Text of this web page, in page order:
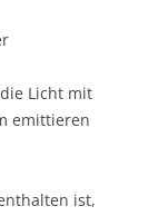
Licht mit
emittieren
ist,